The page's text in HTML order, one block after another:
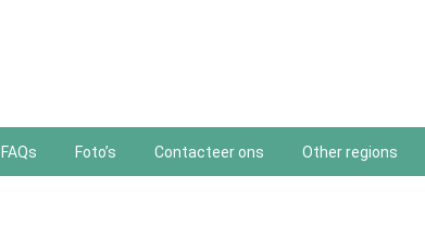
FAQs Foto’s Contacteer ons Other regions